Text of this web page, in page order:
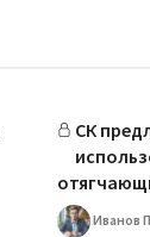
СК
Иванов